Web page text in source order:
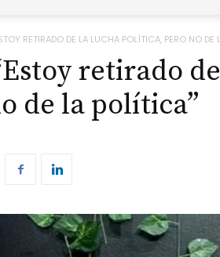
RETIRADO DE LA LUCHA POLÍTICA, PERO NO DE
retirado
de la política”